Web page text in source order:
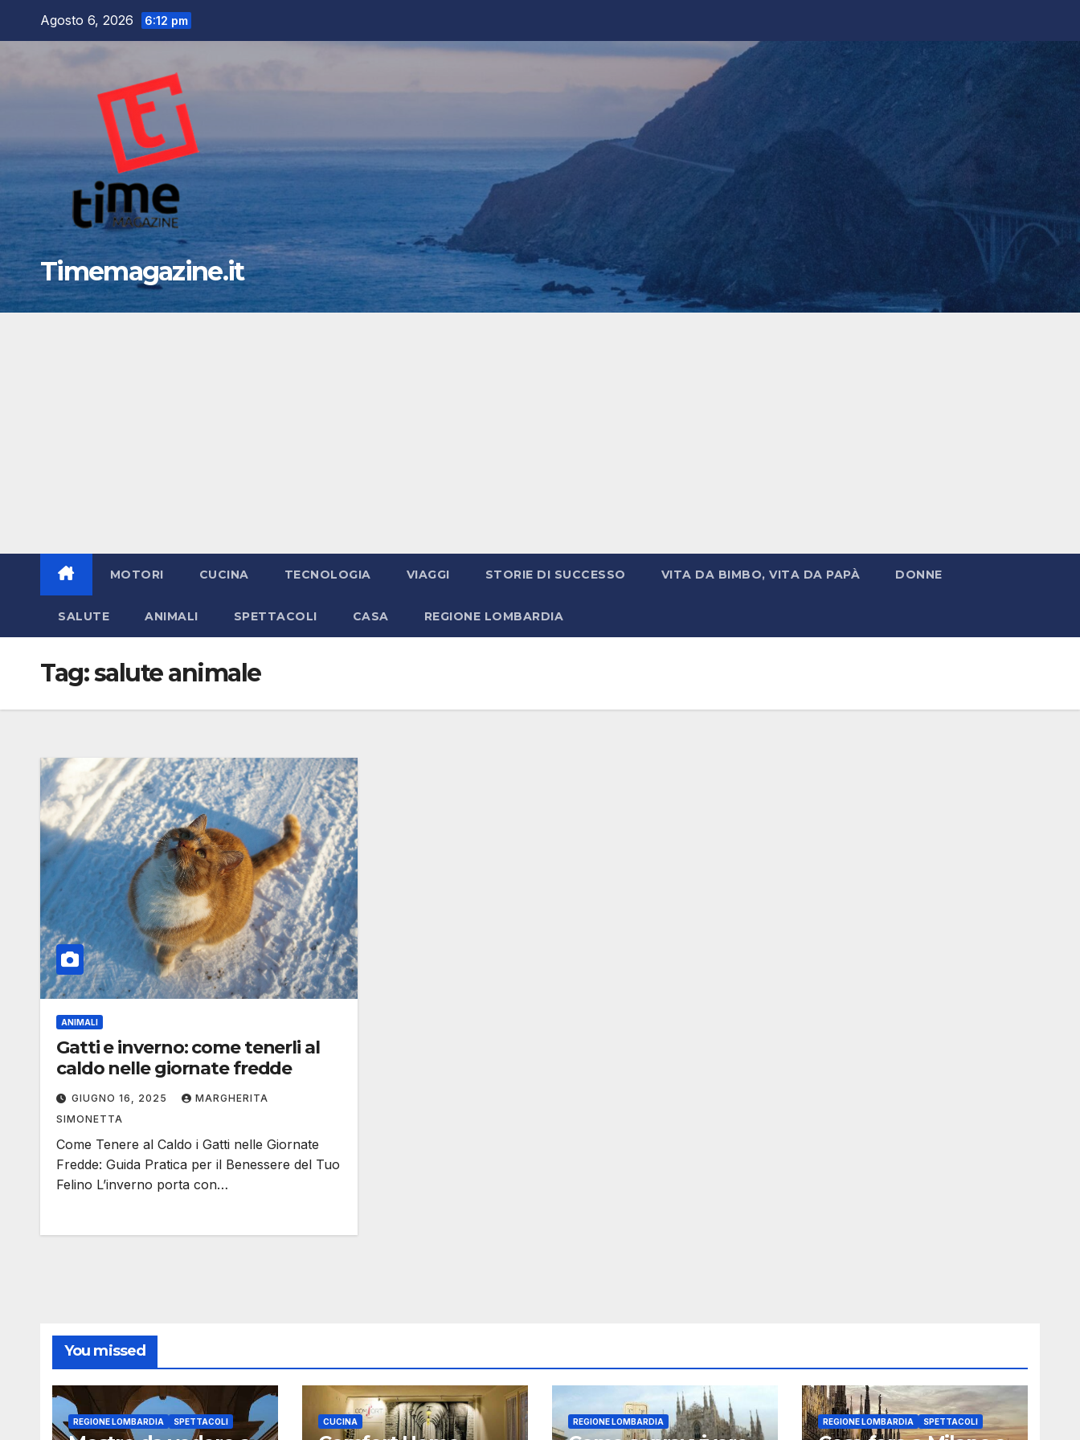
Agosto 6, 2026 6:12 pm
Timemagazine.it
MOTORI CUCINA TECNOLOGIA VIAGGI STORIE DI SUCCESSO VITA DA BIMBO, VITA DA PAPÀ DONNE
SALUTE ANIMALI SPETTACOLI CASA REGIONE LOMBARDIA
Tag:salute animale
ANIMALI
Gatti e inverno: come tenerli al
caldo nelle giornate fredde
GIUGNO 16, 2025
MARGHERITA
SIMONETTA
Come Tenere al Caldo i Gatti nelle Giornate
Fredde: Guida Pratica per il Benessere del Tuo
Felino L’inverno porta con…
You missed
REGIONE LOMBARDIA SPETTACOLI CUCINA REGIONE LOMBARDIA REGIONE LOMBARDIA SPETTACOLI